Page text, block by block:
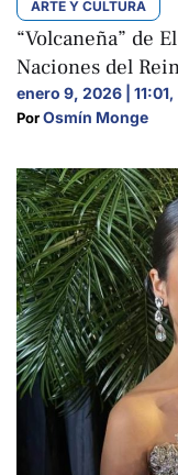
ARTE Y CULTURA
“Volcaneña” de
Naciones del
enero 9, 2026 | 11:01,
Por Osmín Monge